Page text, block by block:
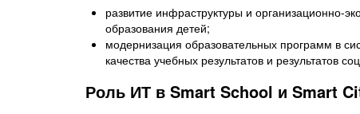
развитие инфраструктуры и организационно-
образования детей;
модернизация образовательных программ в
качества учебных результатов и результатов
Роль ИТ в Smart School и Smart